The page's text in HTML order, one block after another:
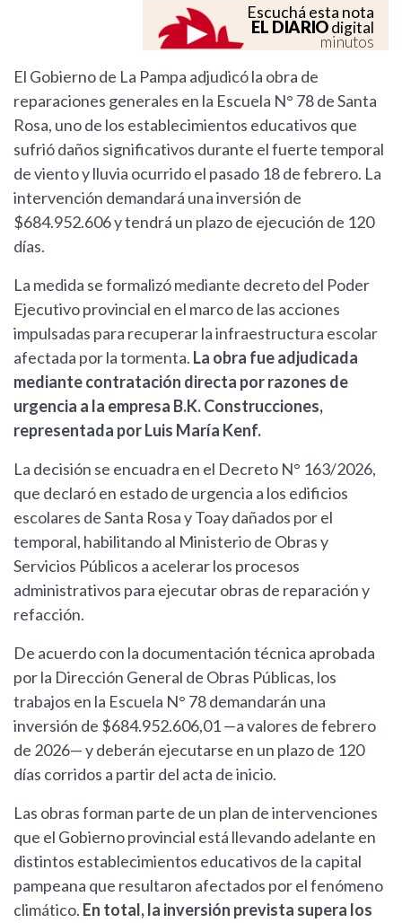
Escuchá esta nota
EL DIARIOdigital
minutos
El Gobierno de La Pampa adjudicó la obra de
reparaciones generales en la Escuela N° 78 de Santa
Rosa, uno de los establecimientos educativos que
sufrió daños significativos durante el fuerte temporal
de viento y lluvia ocurrido el pasado 18 de febrero. La
intervención demandará una inversión de
$684.952.606 y tendrá un plazo de ejecución de 120
días.
La medida se formalizó mediante decreto del Poder
Ejecutivo provincial en el marco de las acciones
impulsadas para recuperar la infraestructura escolar
afectada por la tormenta. La obra fue adjudicada
mediante contratación directa por razones de
urgencia a la empresa B.K. Construcciones,
representada por Luis María Kenf.
La decisión se encuadra en el Decreto N° 163/2026,
que declaró en estado de urgencia a los edificios
escolares de Santa Rosa y Toay dañados por el
temporal, habilitando al Ministerio de Obras y
Servicios Públicos a acelerar los procesos
administrativos para ejecutar obras de reparación y
refacción.
De acuerdo con la documentación técnica aprobada
por la Dirección General de Obras Públicas, los
trabajos en la Escuela N° 78 demandarán una
inversión de $684.952.606,01 —a valores de febrero
de 2026— y deberán ejecutarse en un plazo de 120
días corridos a partir del acta de inicio.
Las obras forman parte de un plan de intervenciones
que el Gobierno provincial está llevando adelante en
distintos establecimientos educativos de la capital
pampeana que resultaron afectados por el fenómeno
climático. En total, la inversión prevista supera los